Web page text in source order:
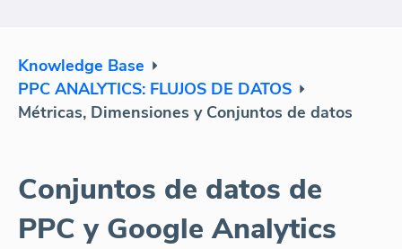
Knowledge Base
PPC ANALYTICS: FLUJOS DE DATOS
Métricas, Dimensiones y Conjuntos de datos
Conjuntos de datos de
PPC y Google Analytics